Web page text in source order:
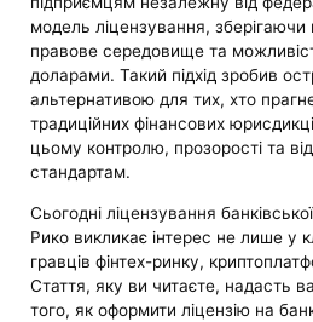
модель ліцензування,
правове середовище та
доларами. Такий підхід зробив
альтернативою для тих, хто
традиційних фінансових
цьому контролю, прозорості та
стандартам.
Сьогодні ліцензування
Рико викликає інтерес не лише у
гравців фінтех-ринку,
Стаття, яку ви читаєте, надасть
того, як оформити ліцензію на